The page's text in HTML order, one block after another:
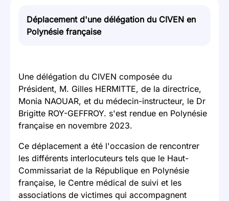
Déplacement d'une délégation du CIVEN en
Polynésie française
Une délégation du CIVEN composée du
Président, M. Gilles HERMITTE, de la directrice,
Monia NAOUAR, et du médecin-instructeur, le Dr
Brigitte ROY-GEFFROY. s'est rendue en Polynésie
française en novembre 2023.
Ce déplacement a été l'occasion de rencontrer
les différents interlocuteurs tels que le Haut-
Commissariat de la République en Polynésie
française, le Centre médical de suivi et les
associations de victimes qui accompagnent